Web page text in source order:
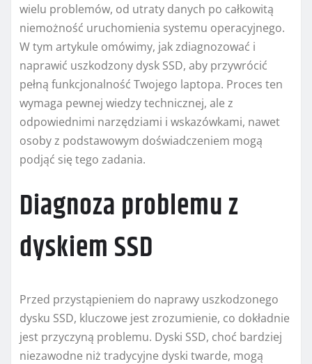
wielu problemów, od utraty danych po całkowitą
niemożność uruchomienia systemu operacyjnego.
W tym artykule omówimy, jak zdiagnozować i
naprawić uszkodzony dysk SSD, aby przywrócić
pełną funkcjonalność Twojego laptopa. Proces ten
wymaga pewnej wiedzy technicznej, ale z
odpowiednimi narzędziami i wskazówkami, nawet
osoby z podstawowym doświadczeniem mogą
podjąć się tego zadania.
Diagnoza problemu z
dyskiem SSD
Przed przystąpieniem do naprawy uszkodzonego
dysku SSD, kluczowe jest zrozumienie, co dokładnie
jest przyczyną problemu. Dyski SSD, choć bardziej
niezawodne niż tradycyjne dyski twarde, mogą